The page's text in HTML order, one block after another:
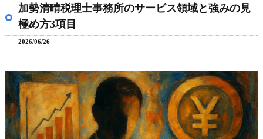
加勢清晴税理士事務所のサービス領域と強みの見
極め方3項目
2026/06/26